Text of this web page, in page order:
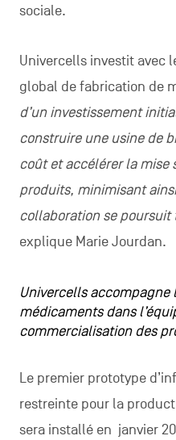
sociale.
Univercells investit avec
global de fabrication de
d’un investissement
construire une usine de
coût et accélérer la mise
produits, minimisant
collaboration se
explique Marie Jourdan.
Univercells accompagne
médicaments dans
commercialisation des
Le premier prototype
restreinte pour la
sera installé en janvier